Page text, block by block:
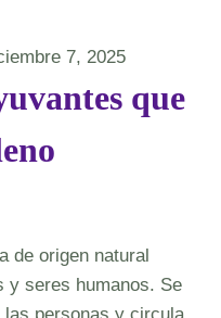
7, 2025
que
de origen natural
y seres humanos. Se